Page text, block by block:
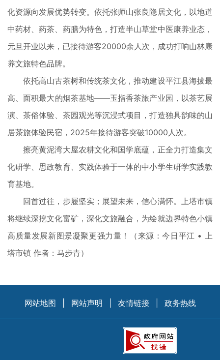
化资源向发展优势转变。依托张师山张良隐居文化，以地道
中药材、药茶、药膳为特色，打造半山草堂中医康养业态，
元旦开业以来，已接待游客20000余人次，成功打响山林康
养文旅特色品牌。
依托高山古茶树和传统茶文化，推动建设平江县海拔最
高、面积最大的烟茶基地——玉指香茶旅产业园，以茶艺展
演、茶俗体验、茶园观光等沉浸式项目，打造独具韵味的山
居茶旅体验民宿，2025年接待游客突破10000人次。
擦亮黄泥湾大屋农耕文化和国学底蕴，正全力打造集文
化研学、思政教育、实践体验于一体的中小学生研学实践教
育基地。
回首过往，步履坚实；展望未来，信心满怀。上塔市镇
将继续深挖文化富矿，深化文旅融合，为绘就边界特色小镇
高质量发展新图景凝聚更强力量！（来源：今日平江 • 上
塔市镇 作者：马步青）
网站地图 网站声明 友情链接 政务热线